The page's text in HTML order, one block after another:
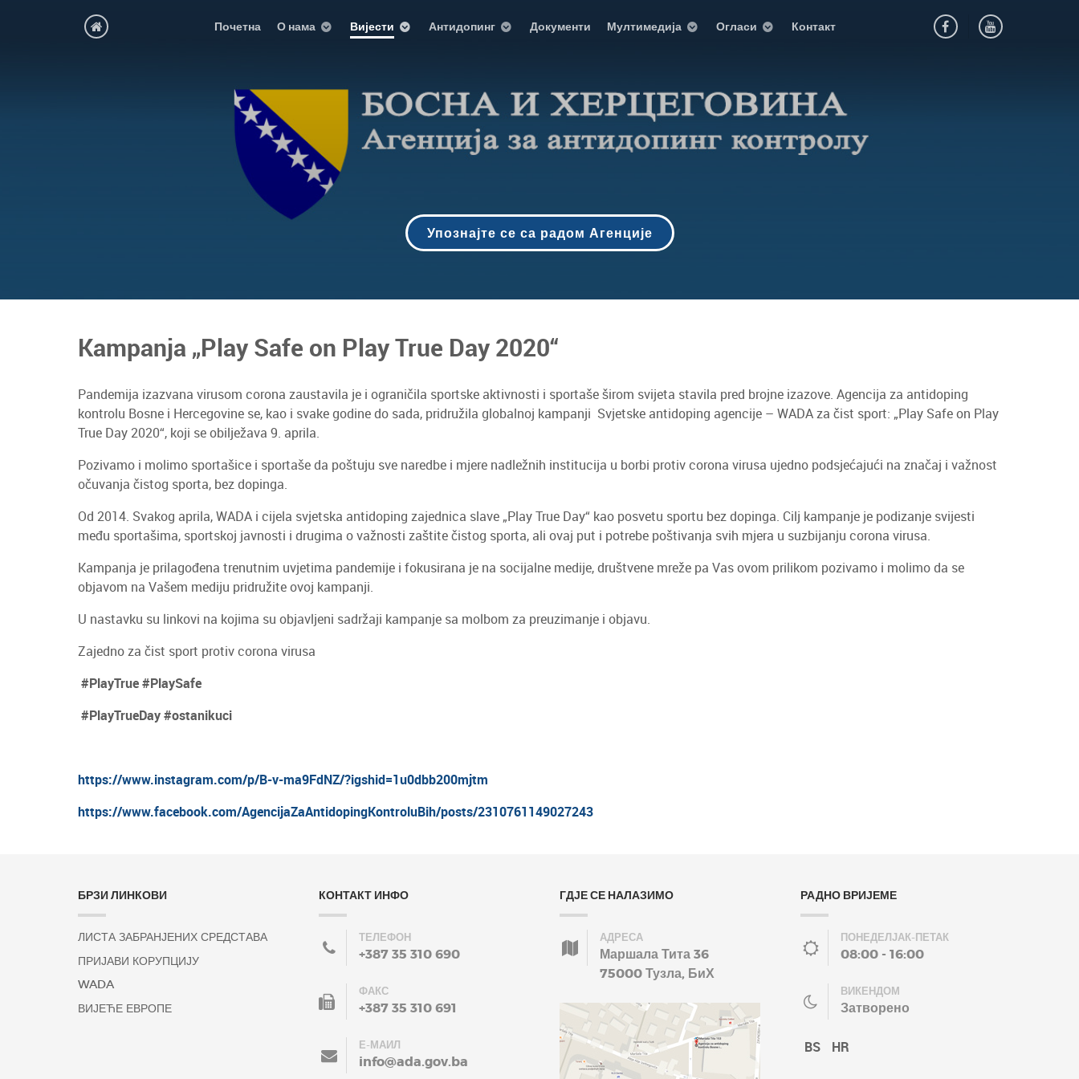
Почетна О нама Вијести Антидопинг Документи Мултимедија Огласи Контакт
Упознајте се са радом Агенције
Kampanja „Play Safe on Play True Day 2020“
Pandemija izazvana virusom corona zaustavila je i ograničila sportske aktivnosti i sportaše širom svijeta stavila pred brojne izazove. Agencija za antidoping
kontrolu Bosne i Hercegovine se, kao i svake godine do sada, pridružila globalnoj kampanji Svjetske antidoping agencije – WADA za čist sport: „Play Safe on Play
True Day 2020“, koji se obilježava 9. aprila.
Pozivamo i molimo sportašice i sportaše da poštuju sve naredbe i mjere nadležnih institucija u borbi protiv corona virusa ujedno podsjećajući na značaj i važnost
očuvanja čistog sporta, bez dopinga.
Od 2014. Svakog aprila, WADA i cijela svjetska antidoping zajednica slave „Play True Day“ kao posvetu sportu bez dopinga. Cilj kampanje je podizanje svijesti
među sportašima, sportskoj javnosti i drugima o važnosti zaštite čistog sporta, ali ovaj put i potrebe poštivanja svih mjera u suzbijanju corona virusa.
Kampanja je prilagođena trenutnim uvjetima pandemije i fokusirana je na socijalne medije, društvene mreže pa Vas ovom prilikom pozivamo i molimo da se
objavom na Vašem mediju pridružite ovoj kampanji.
U nastavku su linkovi na kojima su objavljeni sadržaji kampanje sa molbom za preuzimanje i objavu.
Zajedno za čist sport protiv corona virusa
#PlayTrue #PlaySafe
#PlayTrueDay #ostanikuci
https://www.instagram.com/p/B-v-ma9FdNZ/?igshid=1u0dbb200mjtm
https://www.facebook.com/AgencijaZaAntidopingKontroluBih/posts/2310761149027243
БРЗИ ЛИНКОВИ
ЛИСТА ЗАБРАНЈЕНИХ СРЕДСТАВА
ПРИЈАВИ КОРУПЦИЈУ
WADA
ВИЈЕЋЕ ЕВРОПЕ
КОНТАКТ ИНФО
ТЕЛЕФОН
+387 35 310 690
ФАКС
+387 35 310 691
Е-МАИЛ
info@ada.gov.ba
ГДЈЕ СЕ НАЛАЗИМО
АДРЕСА
Маршала Тита 36
75000 Тузла, БиХ
РАДНО ВРИЈЕМЕ
ПОНЕДЕЛЈАК-ПЕТАК
08:00 - 16:00
ВИКЕНДОМ
Затворено
BS HR